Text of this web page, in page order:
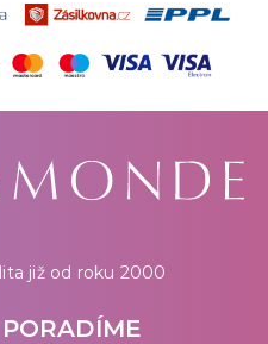
již od roku 2000